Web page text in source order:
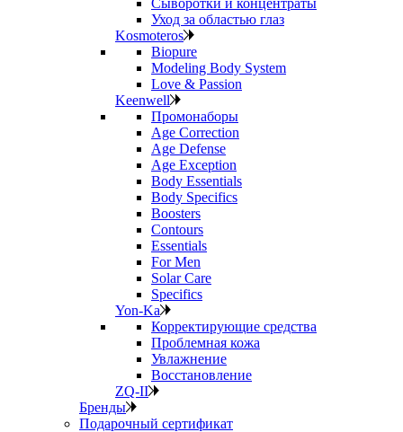
Уход за областью глаз
Kosmoteros
Biopure
Modeling Body System
Love & Passion
Keenwell
Промонаборы
Age Correction
Age Defense
Age Exception
Body Essentials
Body Specifics
Boosters
Contours
Essentials
For Men
Solar Care
Specifics
Yon-Ka
Корректирующие средства
Проблемная кожа
Увлажнение
Восстановление
ZQ-II
Бренды
Подарочный сертификат